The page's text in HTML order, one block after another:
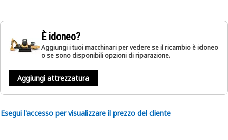
È idoneo?
Aggiungi i tuoi macchinari per vedere se il ricambio è idoneo
o se sono disponibili opzioni di riparazione.
Aggiungi attrezzatura
Esegui l'accesso per visualizzare il prezzo del cliente